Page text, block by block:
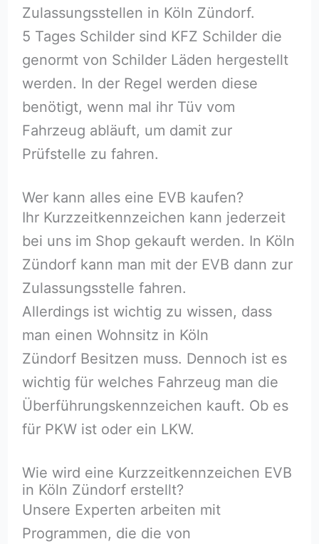
Zulassungsstellen in Köln Zündorf.
5 Tages Schilder sind KFZ Schilder die
genormt von Schilder Läden hergestellt
werden. In der Regel werden diese
benötigt, wenn mal ihr Tüv vom
Fahrzeug abläuft, um damit zur
Prüfstelle zu fahren.
Wer kann alles eine EVB kaufen?
Ihr Kurzzeitkennzeichen kann jederzeit
bei uns im Shop gekauft werden. In Köln
Zündorf kann man mit der EVB dann zur
Zulassungsstelle fahren.
Allerdings ist wichtig zu wissen, dass
man einen Wohnsitz in Köln
Zündorf Besitzen muss. Dennoch ist es
wichtig für welches Fahrzeug man die
Überführungskennzeichen kauft. Ob es
für PKW ist oder ein LKW.
Wie wird eine Kurzzeitkennzeichen EVB
in Köln Zündorf erstellt?
Unsere Experten arbeiten mit
Programmen, die die von